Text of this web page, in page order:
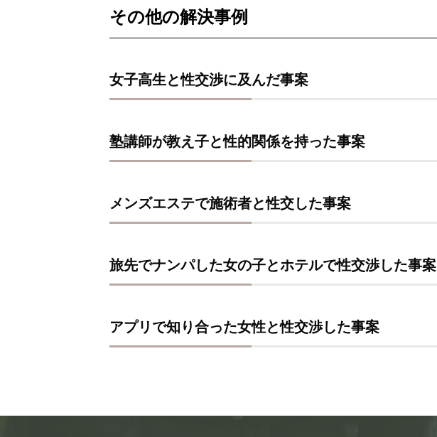
その他の解決事例
女子高生と性交渉に及んだ事案
塾講師が教え子と性的関係を持った事案
メンズエステで施術者と性交した事案
旅先でナンパした女の子とホテルで性交渉した事案
アプリで知り合った女性と性交渉した事案